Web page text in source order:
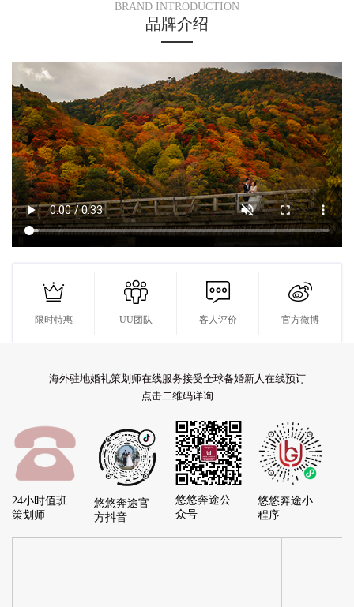
BRAND INTRODUCTION
品牌介绍

限时特惠

UU团队

客人评价

官方微博
海外驻地婚礼策划师在线服务接受全球备婚新人在线预订
点击二维码详询
24小时值班
策划师
悠悠奔途官
方抖音
悠悠奔途公
众号
悠悠奔途小
程序